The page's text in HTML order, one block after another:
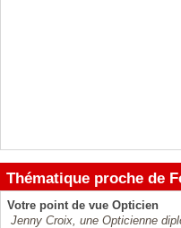
Thématique proche de
Votre point de vue Opticien
Jenny Croix, une Opticienne